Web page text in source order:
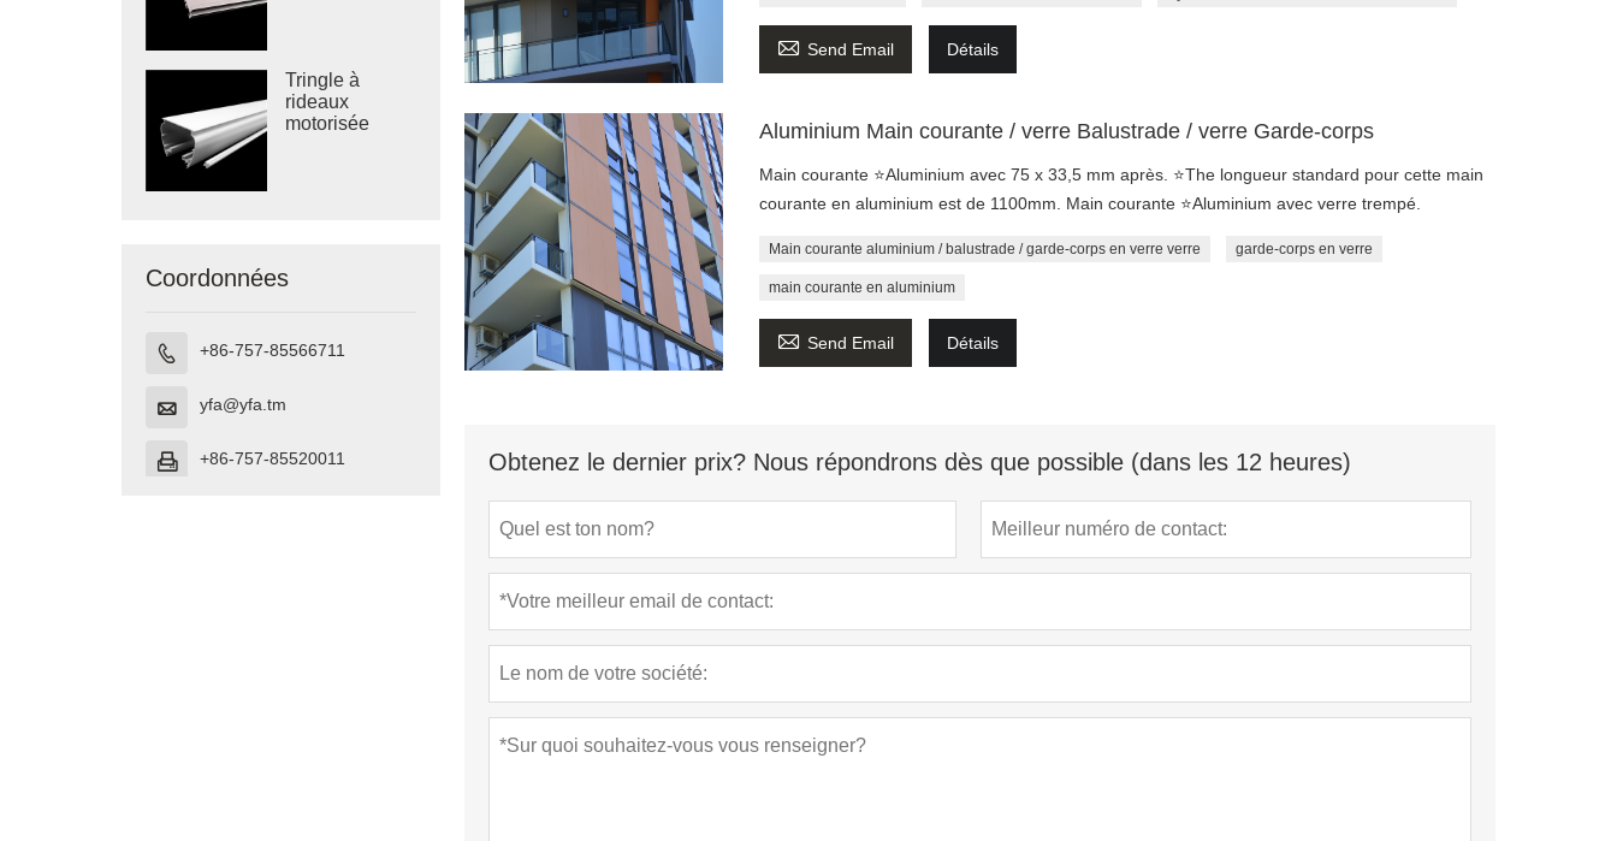
Tringle à
rideaux
motorisée
Coordonnées
 +86-757-85566711
 yfa@yfa.tm
 +86-757-85520011
 Send Email Détails
Aluminium Main courante / verre Balustrade / verre Garde-corps
Main courante ⭐Aluminium avec 75 x 33,5 mm après. ⭐The longueur standard pour cette main
courante en aluminium est de 1100mm. Main courante ⭐Aluminium avec verre trempé.
Main courante aluminium / balustrade / garde-corps en verre verre garde-corps en verre
main courante en aluminium
 Send Email Détails
Obtenez le dernier prix? Nous répondrons dès que possible (dans les 12 heures)